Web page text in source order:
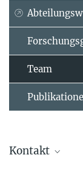
Team
Kontakt